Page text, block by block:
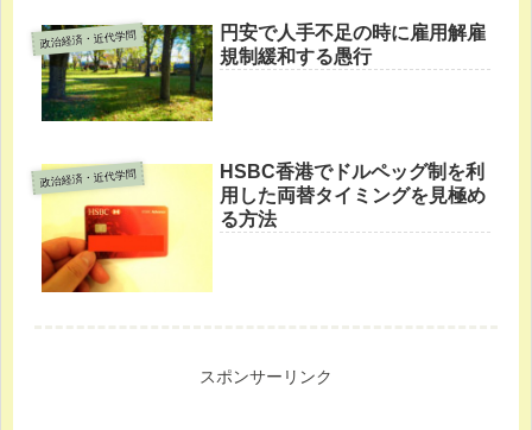
政治経済・近代学問
円安で人手不足の時に雇用解雇
規制緩和する愚行
政治経済・近代学問
HSBC香港でドルペッグ制を利
用した両替タイミングを見極め
る方法
スポンサーリンク